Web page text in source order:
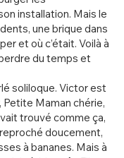
installation. Mais le
une brique dans
et où c’était. Voilà à
du temps et
soliloque. Victor est
Petite Maman chérie,
trouvé comme ça,
doucement,
à bananes. Mais à